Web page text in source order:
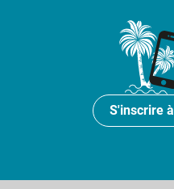
S'inscrire